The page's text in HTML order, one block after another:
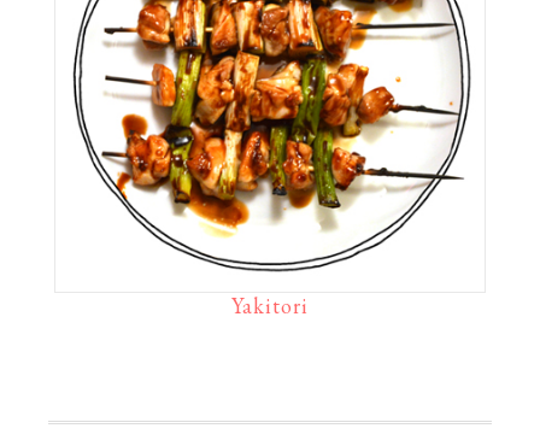
Yakitori